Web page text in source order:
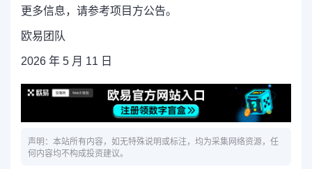
更多信息，请参考项目方公告。
欧易团队
2026 年 5 月 11 日
声明：本站所有内容，如无特殊说明或标注，均为采集网络资源，任
何内容均不构成投资建议。